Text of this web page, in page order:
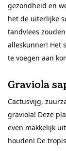
gezondheid en
het de uiterlijke
tandvlees
alleskunner! Het
te voegen aan
Graviola
Cactusvijg,
graviola! Deze
even makkelijk
houden! De